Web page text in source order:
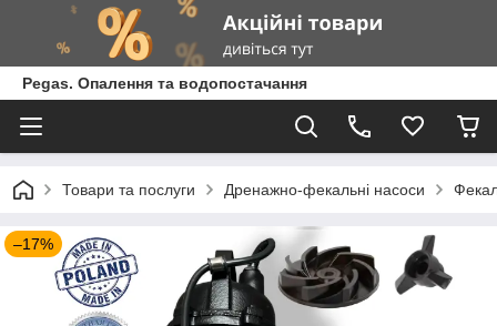
Pegas. Опалення та водопостачання
Товари та послуги Дренажно-фекальні насоси
–17%